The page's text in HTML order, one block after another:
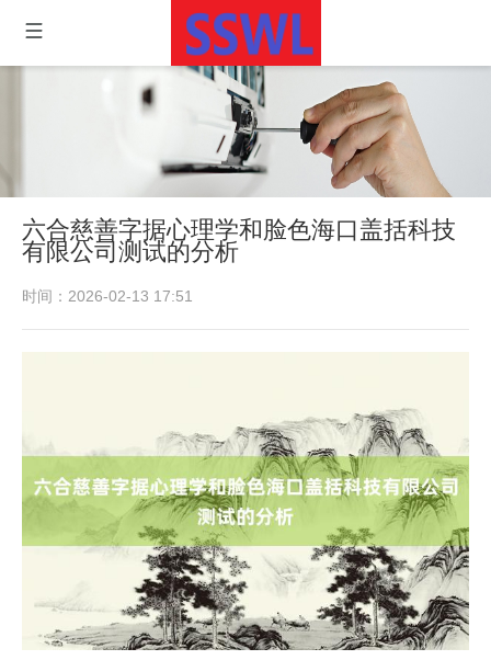
六合慈善字据心理学和脸色海口盖括科技
有限公司测试的分析
时间：2026-02-13 17:51